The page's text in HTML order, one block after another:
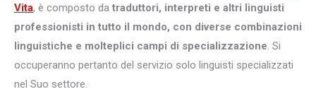
Vita, è composto da traduttori, interpreti e altri linguisti
professionisti in tutto il mondo, con diverse combinazioni
linguistiche e molteplici campi di specializzazione. Si
occuperanno pertanto del servizio solo linguisti specializzati
nel Suo settore.